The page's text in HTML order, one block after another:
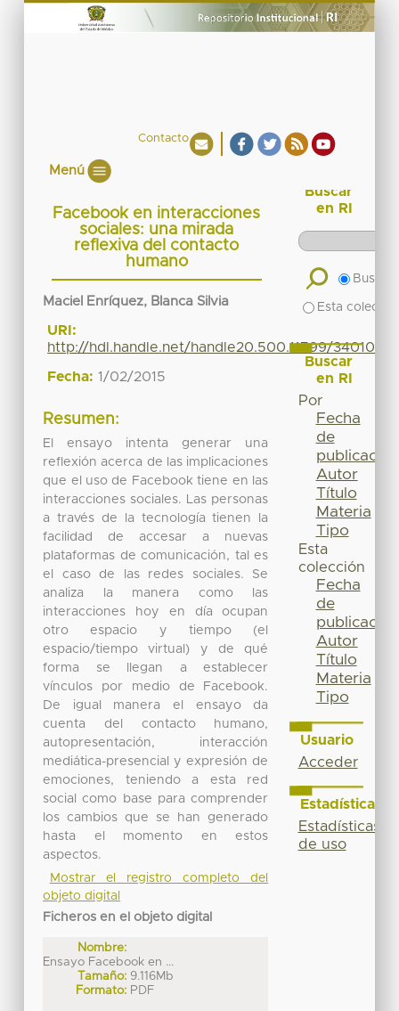
Contacto
Menú
Facebook en interacciones
sociales: una mirada
reflexiva del contacto
humano
Maciel Enríquez, Blanca Silvia
URI:
http://hdl.handle.net/handle20.500.11799/34010
Fecha: 1/02/2015
Resumen:
El ensayo intenta generar una
reflexión acerca de las implicaciones
que el uso de Facebook tiene en las
interacciones sociales. Las personas
a través de la tecnología tienen la
facilidad de accesar a nuevas
plataformas de comunicación, tal es
el caso de las redes sociales. Se
analiza la manera como las
interacciones hoy en día ocupan
otro espacio y tiempo (el
espacio/tiempo virtual) y de qué
forma se llegan a establecer
vínculos por medio de Facebook.
De igual manera el ensayo da
cuenta del contacto humano,
autopresentación, interacción
mediática-presencial y expresión de
emociones, teniendo a esta red
social como base para comprender
los cambios que se han generado
hasta el momento en estos
aspectos.
Mostrar el registro completo del
objeto digital
Ficheros en el objeto digital
Nombre:
Ensayo Facebook en ...
Tamaño: 9.116Mb
Formato: PDF
Buscar
en RI
Buscar
Esta
Buscar
en RI
Por
Fecha
de
publicación
Autor
Título
Materia
Tipo
Esta
colección
Fecha
de
publicación
Autor
Título
Materia
Tipo
Usuario
Acceder
Estadísticas
Estadísticas
de uso